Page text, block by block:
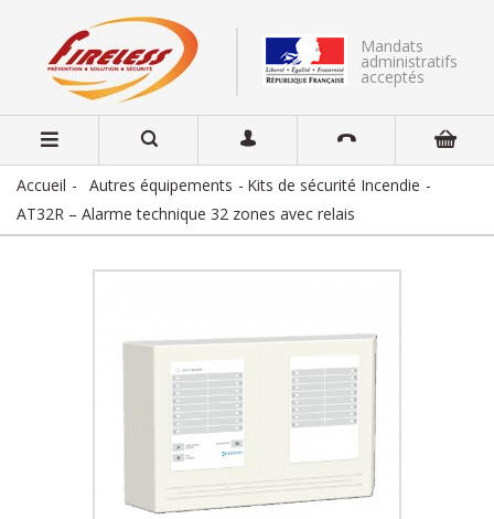
Mandats
administratifs
acceptés
Accueil Autres équipements
Kits de sécurité Incendie
AT32R – Alarme technique 32 zones avec relais